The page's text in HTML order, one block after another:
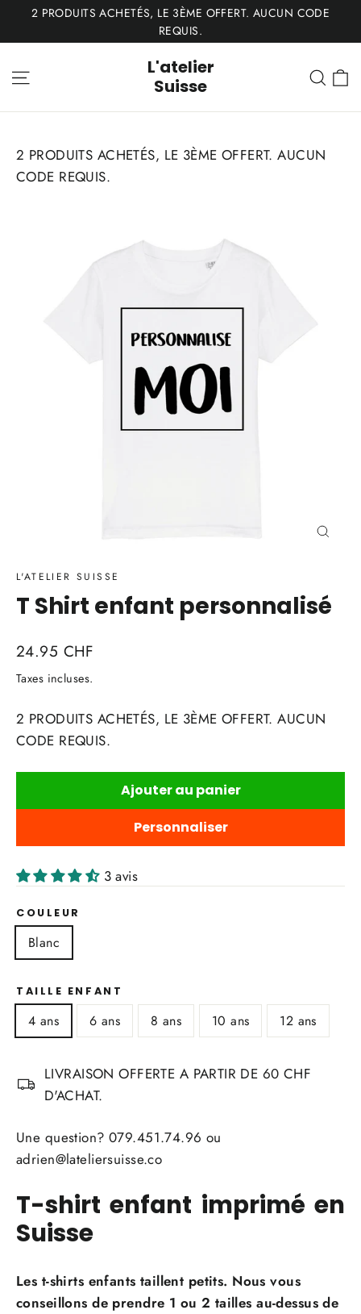
Passer2 PRODUITS ACHETÉS, LE 3ÈME OFFERT. AUCUN CODE
REQUIS.
L'atelier
Suisse
2 PRODUITS ACHETÉS, LE 3ÈME OFFERT. AUCUN
CODE REQUIS.
L'ATELIER SUISSE
T Shirt enfant personnalisé
Prix
régulier
24.95 CHF
Taxes incluses.
2 PRODUITS ACHETÉS, LE 3ÈME OFFERT. AUCUN
CODE REQUIS.
Ajouter au panier
Personnaliser
3 avis
COULEUR
Blanc
TAILLE ENFANT
4 ans 6 ans 8 ans 10 ans 12 ans
LIVRAISON OFFERTE A PARTIR DE 60 CHF
D'ACHAT.
Une question? 079.451.74.96 ou
adrien@lateliersuisse.co
T-shirt enfant imprimé en
Suisse
Les t-shirts enfants taillent petits. Nous vous
conseillons de prendre 1 ou 2 tailles au-dessus de